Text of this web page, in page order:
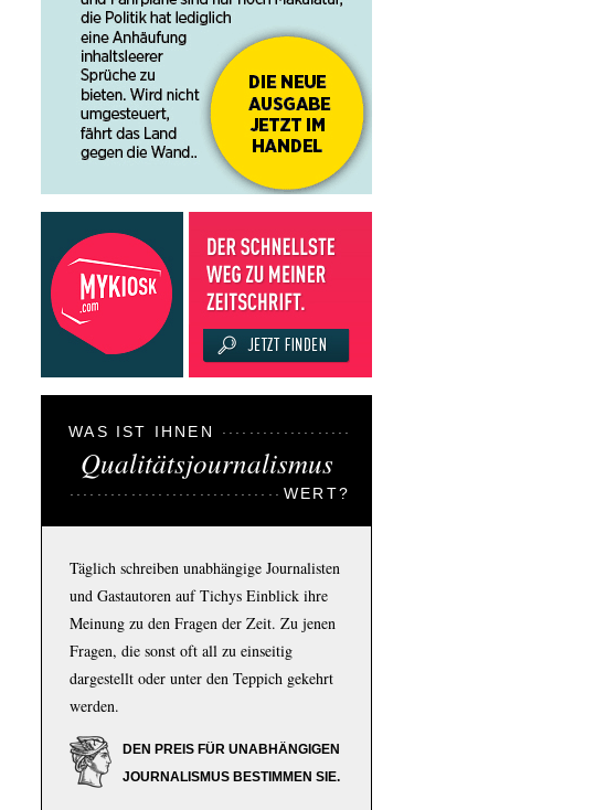
WAS IST IHNEN
Qualitätsjournalismus
WERT?
Täglich schreiben unabhängige Journalisten
und Gastautoren auf Tichys Einblick ihre
Meinung zu den Fragen der Zeit. Zu jenen
Fragen, die sonst oft all zu einseitig
dargestellt oder unter den Teppich gekehrt
werden.
DEN PREIS FÜR UNABHÄNGIGEN
JOURNALISMUS BESTIMMEN SIE.